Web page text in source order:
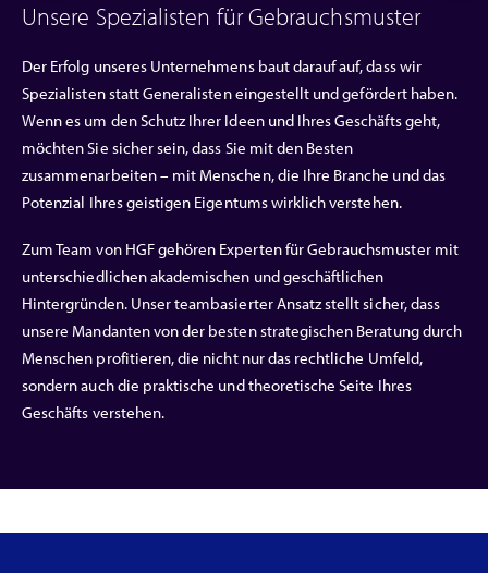
Unsere Spezialisten für Gebrauchsmuster
Der Erfolg unseres Unternehmens baut darauf auf, dass wir
Spezialisten statt Generalisten eingestellt und gefördert haben.
Wenn es um den Schutz Ihrer Ideen und Ihres Geschäfts geht,
möchten Sie sicher sein, dass Sie mit den Besten
zusammenarbeiten – mit Menschen, die Ihre Branche und das
Potenzial Ihres geistigen Eigentums wirklich verstehen.
Zum Team von HGF gehören Experten für Gebrauchsmuster mit
unterschiedlichen akademischen und geschäftlichen
Hintergründen. Unser teambasierter Ansatz stellt sicher, dass
unsere Mandanten von der besten strategischen Beratung durch
Menschen profitieren, die nicht nur das rechtliche Umfeld,
sondern auch die praktische und theoretische Seite Ihres
Geschäfts verstehen.